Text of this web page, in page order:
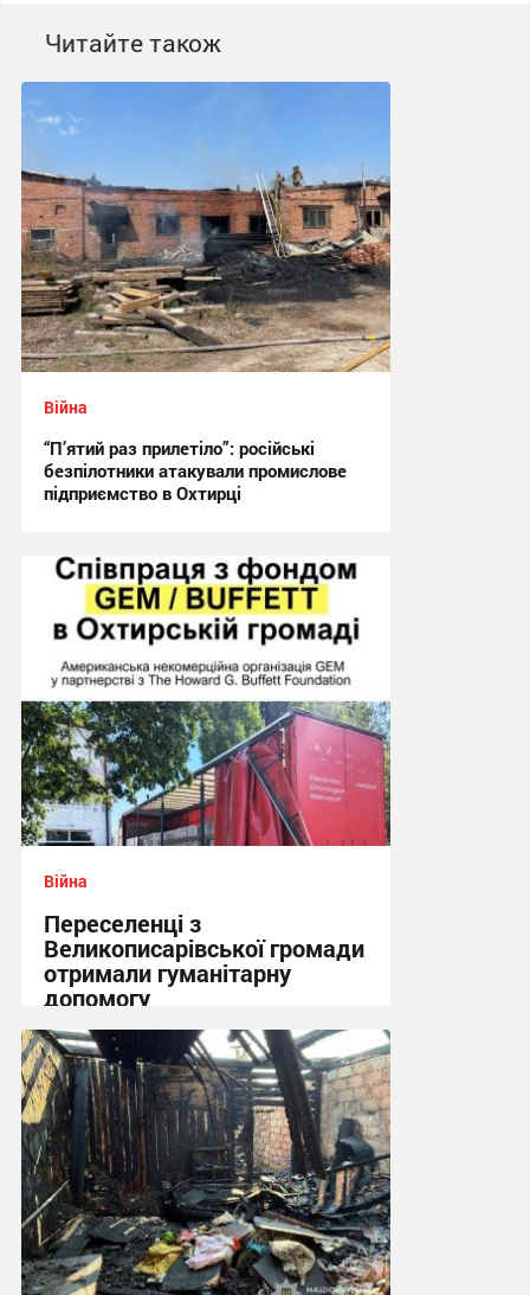
Читайте також
Війна
“П’ятий раз прилетіло”: російські
безпілотники атакували промислове
підприємство в Охтирці
21:29 вчора
Війна
Переселенці з
Великописарівської громади
отримали гуманітарну
допомогу
14:53 вчора